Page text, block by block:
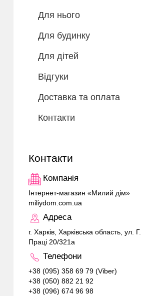
Для нього
Для будинку
Для дітей
Відгуки
Доставка та оплата
Контакти
Контакти
Компанія
Інтернет-магазин «Милий дім»
miliydom.com.ua
Адреса
г. Харків, Харківська область, ул. Г.
Праці 20/321а
Телефони
+38 (095) 358 69 79 (Viber)
+38 (050) 882 21 92
+38 (096) 674 96 98